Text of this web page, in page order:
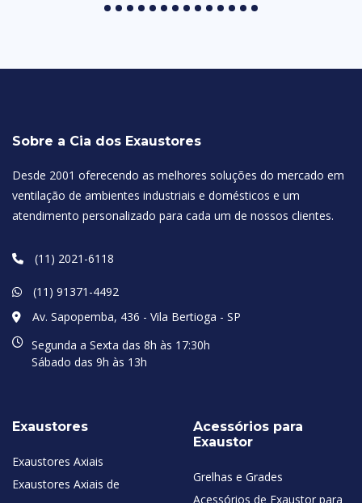
Sobre a Cia dos Exaustores
Desde 2001 oferecendo as melhores soluções do mercado em
ventilação de ambientes industriais e domésticos e um
atendimento personalizado para cada um de nossos clientes.
(11) 2021-6118
(11) 91371-4492
Av. Sapopemba, 436 - Vila Bertioga - SP
Segunda a Sexta das 8h às 17:30h
Sábado das 9h às 13h
Exaustores
Exaustores Axiais
Exaustores Axiais de
Acessórios para
Exaustor
Grelhas e Grades
Acessórios de Exaustor para